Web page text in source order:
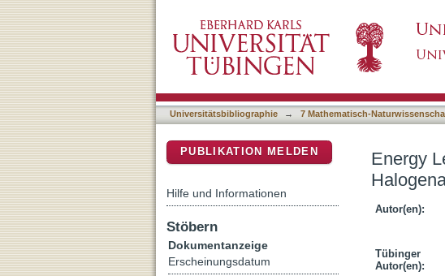
Universitätsbibliographie → 7 Mathematisch-
Energy
Autor(en):
Tübinger
Autor(en):
PUBLIKATION MELDEN
Hilfe und Informationen
Stöbern
Dokumentanzeige
Erscheinungsdatum